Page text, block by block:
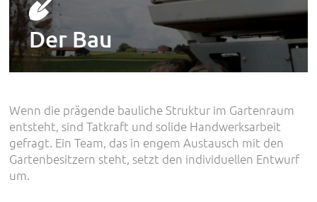
Der Bau
Wenn die prägende bauliche Struktur im Gartenraum
entsteht, sind Tatkraft und solide Handwerksarbeit
gefragt. Ein Team, das in engem Austausch mit den
Gartenbesitzern steht, setzt den individuellen Entwurf
um.